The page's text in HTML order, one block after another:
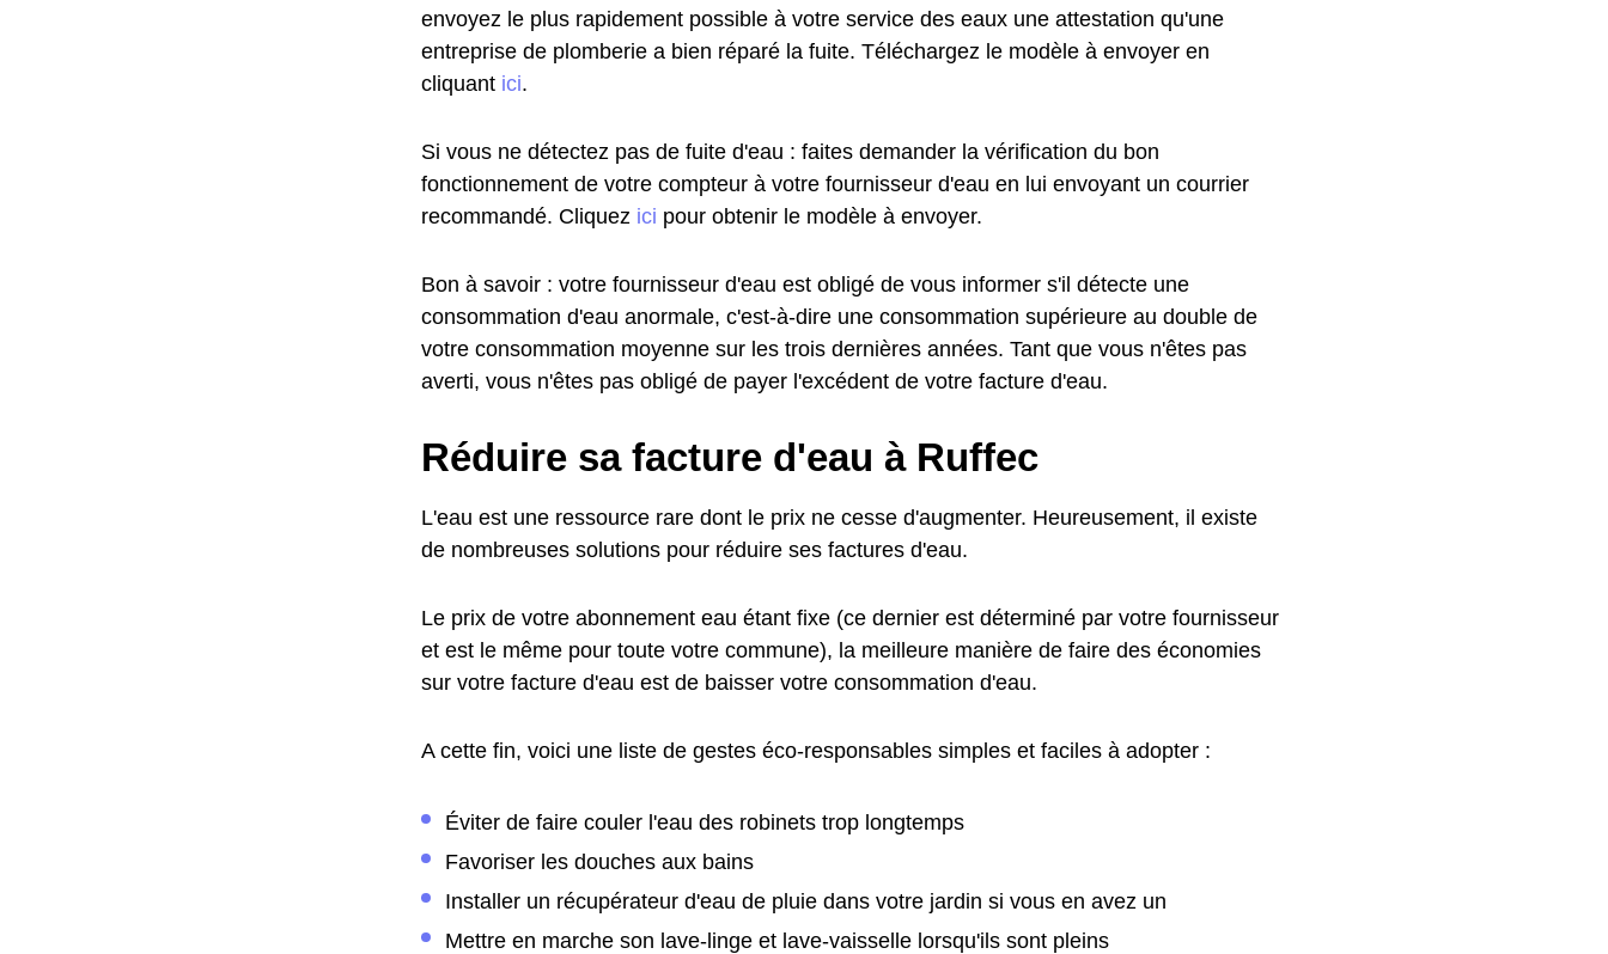
envoyez le plus rapidement possible à votre service des eaux une attestation qu'une
entreprise de plomberie a bien réparé la fuite. Téléchargez le modèle à envoyer en
cliquant ici.
Si vous ne détectez pas de fuite d'eau : faites demander la vérification du bon
fonctionnement de votre compteur à votre fournisseur d'eau en lui envoyant un courrier
recommandé. Cliquez ici pour obtenir le modèle à envoyer.
Bon à savoir : votre fournisseur d'eau est obligé de vous informer s'il détecte une
consommation d'eau anormale, c'est-à-dire une consommation supérieure au double de
votre consommation moyenne sur les trois dernières années. Tant que vous n'êtes pas
averti, vous n'êtes pas obligé de payer l'excédent de votre facture d'eau.
Réduire sa facture d'eau à Ruffec
L'eau est une ressource rare dont le prix ne cesse d'augmenter. Heureusement, il existe
de nombreuses solutions pour réduire ses factures d'eau.
Le prix de votre abonnement eau étant fixe (ce dernier est déterminé par votre fournisseur
et est le même pour toute votre commune), la meilleure manière de faire des économies
sur votre facture d'eau est de baisser votre consommation d'eau.
A cette fin, voici une liste de gestes éco-responsables simples et faciles à adopter :
Éviter de faire couler l'eau des robinets trop longtemps
Favoriser les douches aux bains
Installer un récupérateur d'eau de pluie dans votre jardin si vous en avez un
Mettre en marche son lave-linge et lave-vaisselle lorsqu'ils sont pleins